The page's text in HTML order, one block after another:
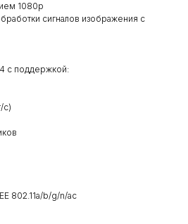
1080p
сигналов изображения с
с поддержкой:
с)
802.11a/b/g/n/ac